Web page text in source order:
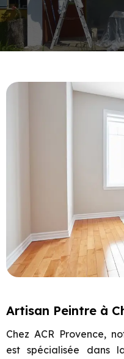
Artisan Peintre à
Chez ACR Provence,
est spécialisée dans